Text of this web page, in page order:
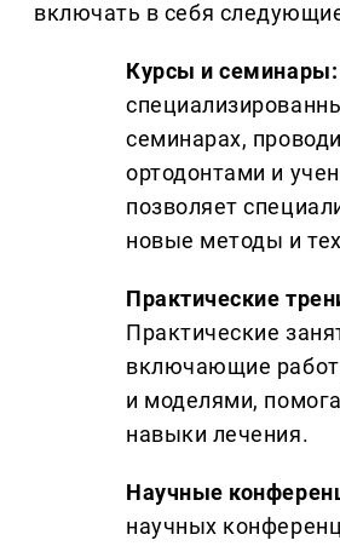
включать в себя
Курсы и семинары:
семинарах,
ортодонтами и
позволяет
новые методы и
Практические
Практические
включающие
и моделями,
навыки лечения.
Научные
научных